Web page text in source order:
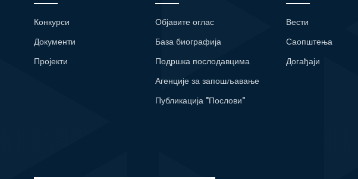
Конкурси
Документи
Пројекти
Објавите оглас
База биографија
Подршка послодавцима
Агенције за запошљавање
Публикација "Послови"
Вести
Саопштења
Догађаји